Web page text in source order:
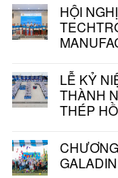
HỘI
LỄ KỶ
THÀNH
THÉP